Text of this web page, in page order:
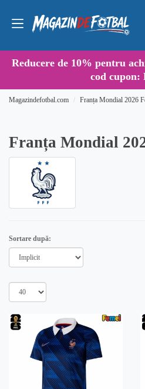
Reducere de 10% pentru
cod cupon:
Magazindefotbal.com Franța Mondial 2026
Franța Mondial
Sortare după: